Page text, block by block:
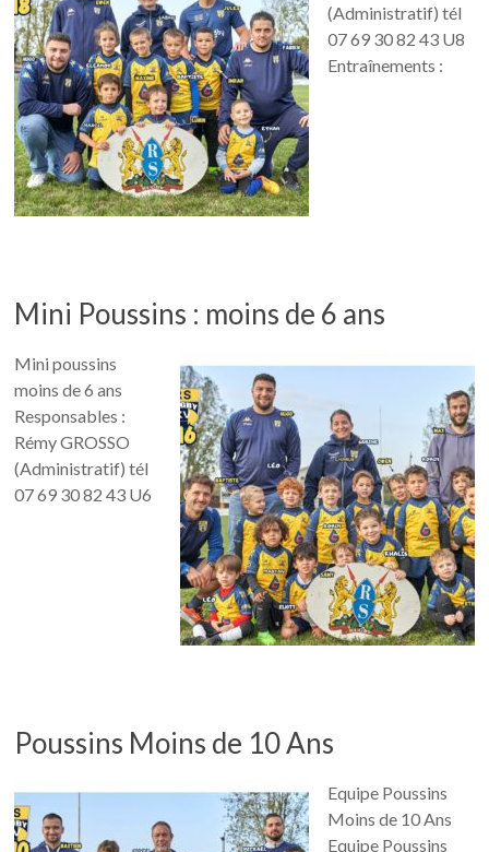
(Administratif) tél
07 69 30 82 43 U8
Entraînements :
Mini Poussins : moins de 6 ans
Mini poussins
moins de 6 ans
Responsables :
Rémy GROSSO
(Administratif) tél
07 69 30 82 43 U6
Poussins Moins de 10 Ans
Equipe Poussins
Moins de 10 Ans
Equipe Poussins